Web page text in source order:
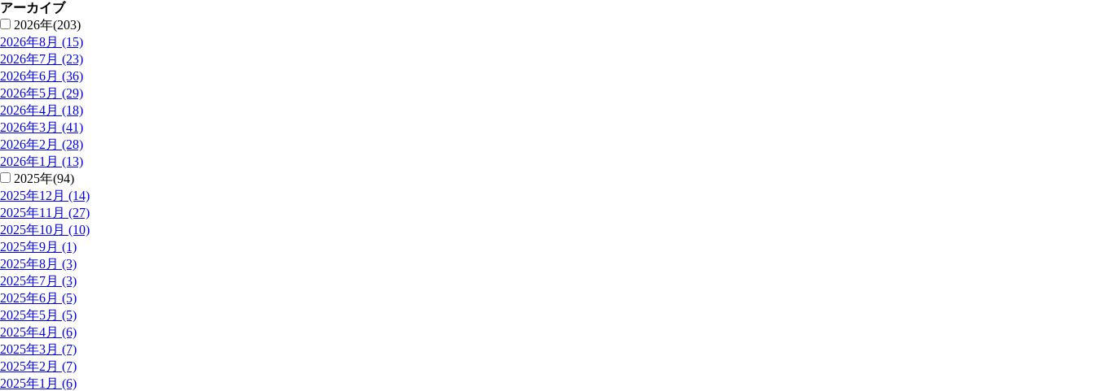
アーカイブ
2026年(203)
2026年8月 (15)
2026年7月 (23)
2026年6月 (36)
2026年5月 (29)
2026年4月 (18)
2026年3月 (41)
2026年2月 (28)
2026年1月 (13)
2025年(94)
2025年12月 (14)
2025年11月 (27)
2025年10月 (10)
2025年9月 (1)
2025年8月 (3)
2025年7月 (3)
2025年6月 (5)
2025年5月 (5)
2025年4月 (6)
2025年3月 (7)
2025年2月 (7)
2025年1月 (6)